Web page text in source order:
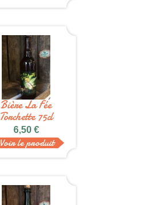
Bière La Fée
Torchette 75cl
6,50 €
Voir le produit